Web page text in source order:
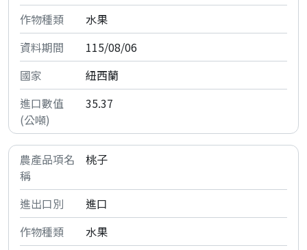
水果
115/08/06
紐西蘭
35.37
桃子
進口
水果